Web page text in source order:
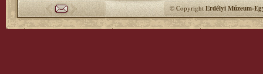
© CopyrightErdélyi Múzeum-